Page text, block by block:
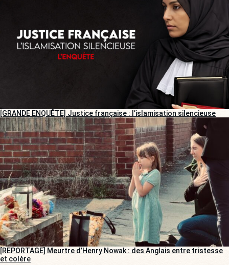
[GRANDE ENQUÊTE] Justice française : l’islamisation silencieuse
[REPORTAGE] Meurtre d’Henry Nowak : des Anglais entre tristesse
et colère